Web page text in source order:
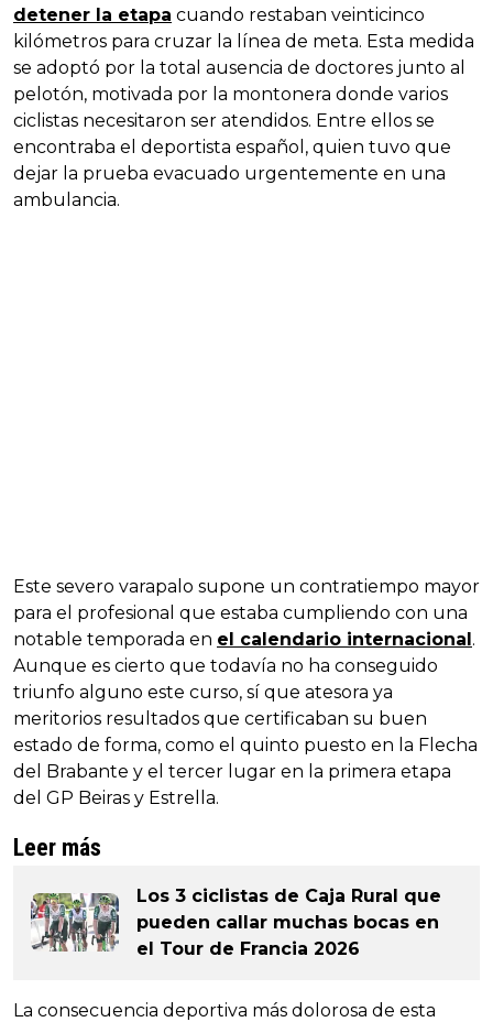
detener la etapa cuando restaban veinticinco
kilómetros para cruzar la línea de meta. Esta medida
se adoptó por la total ausencia de doctores junto al
pelotón, motivada por la montonera donde varios
ciclistas necesitaron ser atendidos. Entre ellos se
encontraba el deportista español, quien tuvo que
dejar la prueba evacuado urgentemente en una
ambulancia.
Este severo varapalo supone un contratiempo mayor
para el profesional que estaba cumpliendo con una
notable temporada en el calendario internacional.
Aunque es cierto que todavía no ha conseguido
triunfo alguno este curso, sí que atesora ya
meritorios resultados que certificaban su buen
estado de forma, como el quinto puesto en la Flecha
del Brabante y el tercer lugar en la primera etapa
del GP Beiras y Estrella.
Leer más
Los 3 ciclistas de Caja Rural que
pueden callar muchas bocas en
el Tour de Francia 2026
La consecuencia deportiva más dolorosa de esta